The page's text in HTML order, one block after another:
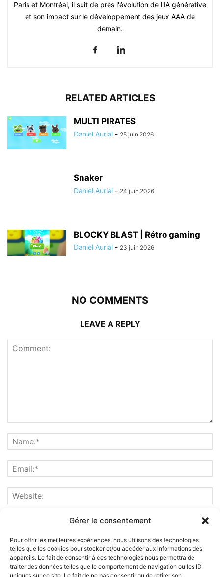
Gérer le consentement
Pour offrir les meilleures expériences, nous utilisons des technologies
telles que les cookies pour stocker et/ou accéder aux informations des
appareils. Le fait de consentir à ces technologies nous permettra de
traiter des données telles que le comportement de navigation ou les ID
uniques sur ce site. Le fait de ne pas consentir ou de retirer son
Paris et Montréal, il suit de près l'évolution de l'IA générative
et son impact sur le développement des jeux AAA de
demain.
RELATED ARTICLES
MULTI PIRATES
Daniel Aurial - 25 juin 2026
Snaker
Daniel Aurial - 24 juin 2026
BLOCKY BLAST | Rétro gaming
Daniel Aurial - 23 juin 2026
NO COMMENTS
LEAVE A REPLY